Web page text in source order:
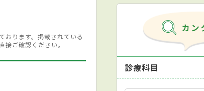
おります。掲載されている
ご確認ください。
診療科目